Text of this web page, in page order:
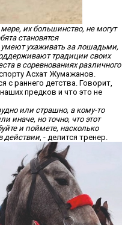
их большинство, не могут
становятся
ухаживать за лошадьми,
традиции своих
в соревнованиях различного
Асхат Жумажанов.
с раннего детства. Говорит,
предков и что это не
или страшно, а кому-то
иначе, но точно, что этот
и поймете, насколько
действии, - делится тренер.